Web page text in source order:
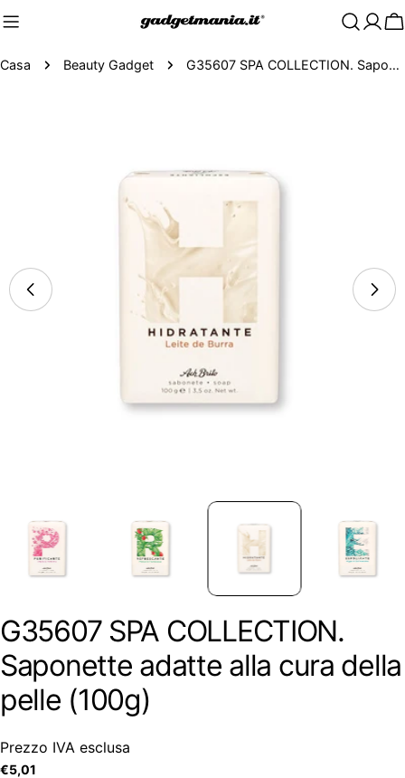
Casa Beauty Gadget G35607 SPA COLLECTION. Saponette adatte alla cura della pelle (100g)
G35607 SPA COLLECTION.
Saponette adatte alla cura della
pelle (100g)
Prezzo IVA esclusa
Prezzo
€5,01